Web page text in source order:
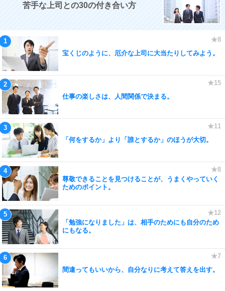
苦手な上司との30の付き合い方
宝くじのように、厄介な上司に大当たりしてみよう。
仕事の楽しさは、人間関係で決まる。
「何をするか」より「誰とするか」のほうが大切。
尊敬できることを見つけることが、うまくやっていく
ためのポイント。
「勉強になりました」は、相手のためにも自分のため
にもなる。
間違ってもいいから、自分なりに考えて答えを出す。